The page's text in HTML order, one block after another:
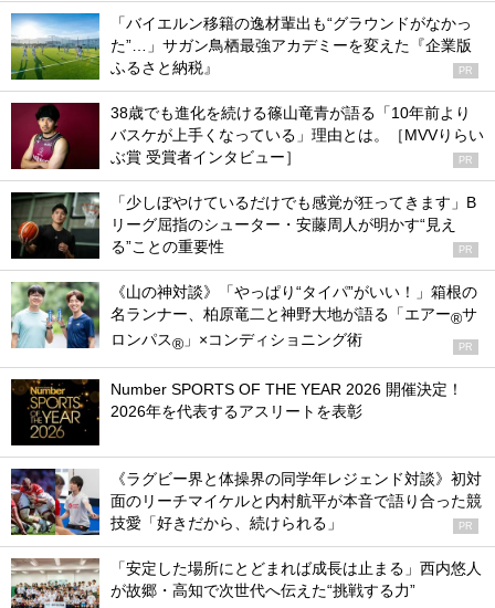
「バイエルン移籍の逸材輩出も“グラウンドがなかっ
た”…」サガン鳥栖最強アカデミーを変えた『企業版
ふるさと納税』
PR
38歳でも進化を続ける篠山竜青が語る「10年前より
バスケが上手くなっている」理由とは。［MVVりらい
ぶ賞 受賞者インタビュー］
PR
「少しぼやけているだけでも感覚が狂ってきます」B
リーグ屈指のシューター・安藤周人が明かす“見え
る”ことの重要性
PR
《山の神対談》「やっぱり“タイパ”がいい！」箱根の
名ランナー、柏原竜二と神野大地が語る「エアー®サ
ロンパス® 」×コンディショニング術 PR
Number SPORTS OF THE YEAR 2026 開催決定！
2026年を代表するアスリートを表彰
《ラグビー界と体操界の同学年レジェンド対談》初対
面のリーチマイケルと内村航平が本音で語り合った競
技愛「好きだから、続けられる」
PR
「安定した場所にとどまれば成長は止まる」西内悠人
が故郷・高知で次世代へ伝えた“挑戦する力”